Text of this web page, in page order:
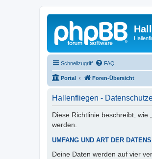
Schnellzugriff FAQ
Portal Foren-Übersicht
Hallenfliegen -
Diese Richtlinie beschreibt, wie
werden.
UMFANG UND ART DER
Deine Daten werden auf vier